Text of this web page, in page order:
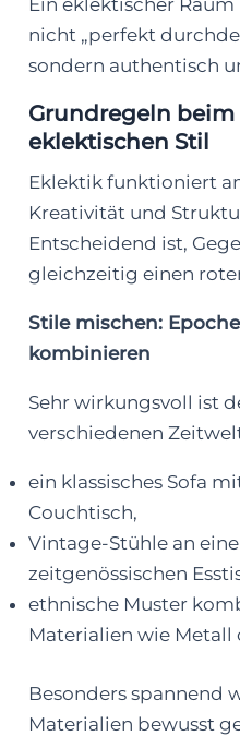
Ein eklektischer
nicht „perfekt
sondern authentisch
Grundregeln
eklektischen Stil
Eklektik funktioniert
Kreativität und
Entscheidend ist,
gleichzeitig einen
Stile mischen:
kombinieren
Sehr wirkungsvoll ist
verschiedenen
ein klassisches Sofa
Couchtisch,
Vintage-Stühle an
zeitgenössischen
ethnische Muster
Materialien wie Metall
Besonders spannend
Materialien bewusst